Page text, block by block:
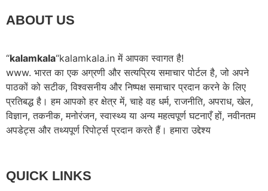
ABOUT US
“kalamkala“kalamkala.in में आपका स्वागत है!
www. भारत का एक अग्रणी और सत्यप्रिय समाचार पोर्टल है, जो अपने
पाठकों को सटीक, विश्वसनीय और निष्पक्ष समाचार प्रदान करने के लिए
प्रतिबद्ध है। हम आपको हर क्षेत्र में, चाहे वह धर्म, राजनीति, अपराध, खेल,
विज्ञान, तकनीक, मनोरंजन, स्वास्थ्य या अन्य महत्वपूर्ण घटनाएँ हों, नवीनतम
अपडेट्स और तथ्यपूर्ण रिपोर्ट्स प्रदान करते हैं। हमारा उद्देश्य
QUICK LINKS